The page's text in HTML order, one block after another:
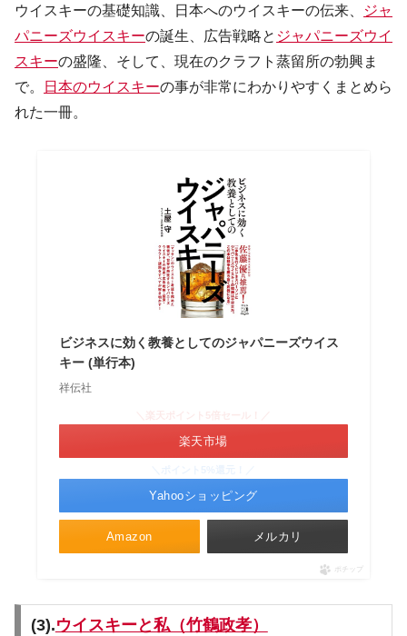
ウイスキーの基礎知識、日本へのウイスキーの伝来、
ジャ
パニーズウイスキーの誕生、広告戦略と ジャパニーズウイ
スキーの盛隆、そして、現在のクラフト蒸留所の勃興ま
で。
日本のウイスキーの事が非常にわかりやすくまとめら
れた一冊。
ビジネスに効く教養としてのジャパニーズウイス
キー (単行本)
祥伝社
Amazon
楽天市場
Yahooショッピング
メルカリ
ポチップ
(3).ウイスキーと私（竹鶴政孝）